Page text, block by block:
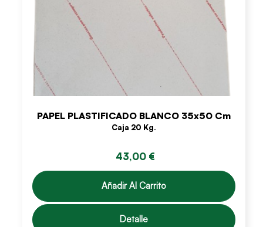
PAPEL PLASTIFICADO BLANCO 35x50 Cm
Caja 20 Kg.
43,00 €
Añadir Al Carrito
Detalle